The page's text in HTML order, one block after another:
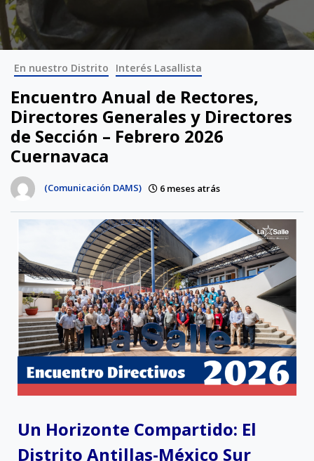
En nuestro Distrito Interés Lasallista
Encuentro Anual de Rectores,
Directores Generales y Directores
de Sección – Febrero 2026
Cuernavaca
(Comunicación DAMS) 6 meses atrás
Un Horizonte Compartido: El
Distrito Antillas-México Sur